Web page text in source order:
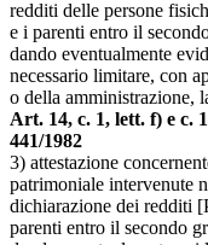
redditi delle persone
e i parenti entro il
dando eventualmente
necessario limitare, con
o della amministrazione,
Art. 14, c. 1, lett. f) e c.
441/1982
3) attestazione
patrimoniale intervenute
dichiarazione dei redditi
parenti entro il secondo